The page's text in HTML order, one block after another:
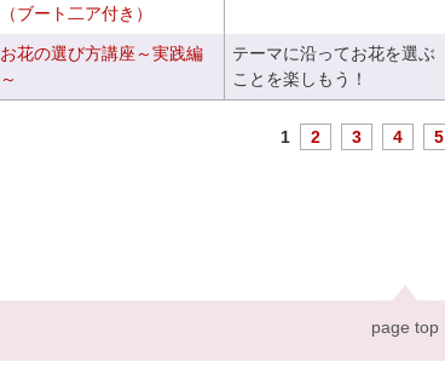
（ブート二ア付き）
お花の選び方講座～実践編
～
テーマに沿ってお花を選ぶ
ことを楽しもう！
1 2 3 4 5
page top